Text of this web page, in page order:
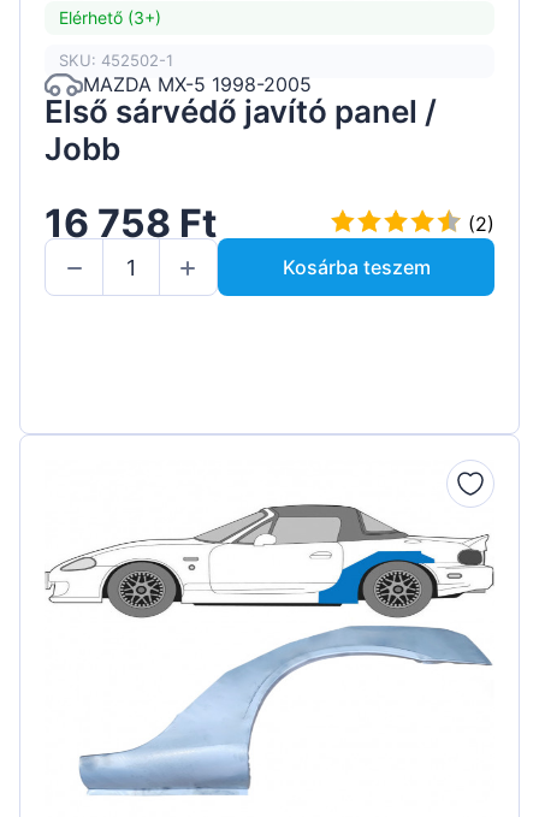
Elérhető (3+)
SKU: 452502-1
MAZDA MX-5 1998-2005
Első sárvédő javító panel /
Jobb
16 758 Ft
(2)
Kosárba teszem